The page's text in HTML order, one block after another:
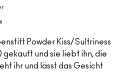
Powder Kiss/Sultriness
gekauft und sie liebt ihn, die
ihr und lässt das Gesicht